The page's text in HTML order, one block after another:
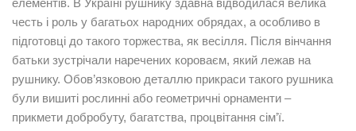
елементів. В Україні рушнику здавна відводилася велика
честь і роль у багатьох народних обрядах, а особливо в
підготовці до такого торжества, як весілля. Після вінчання
батьки зустрічали наречених короваєм, який лежав на
рушнику. Обов’язковою деталлю прикраси такого рушника
були вишиті рослинні або геометричні орнаменти –
прикмети добробуту, багатства, процвітання сім’ї.